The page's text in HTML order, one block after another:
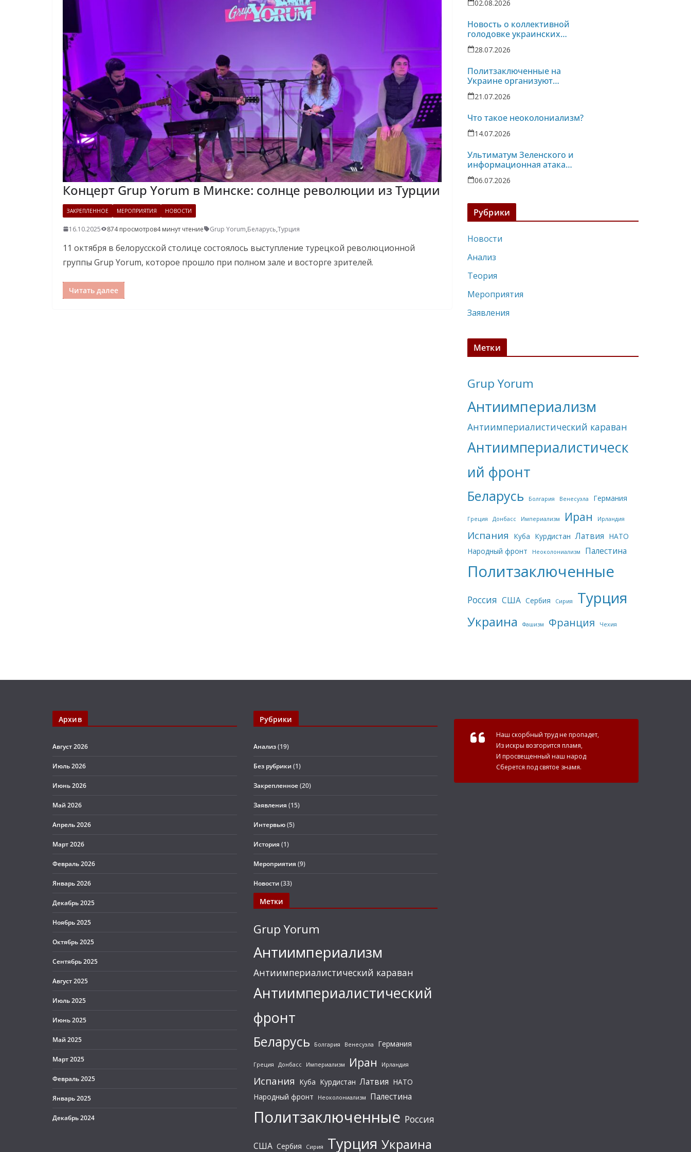
Концерт Grup Yorum в Минске: солнце революции из Турции
ЗАКРЕПЛЕННОЕ МЕРОПРИЯТИЯ НОВОСТИ
16.10.2025 874 просмотров4 минут чтение Grup Yorum,Беларусь,Турция
11 октября в белорусской столице состоялось выступление турецкой революционной
группы Grup Yorum, которое прошло при полном зале и восторге зрителей.
Читать далее
02.08.2026
Новость о коллективной
голодовке украинских
политзаключенных услышана
в турецких тюрьмах
28.07.2026
Политзаключенные на
Украине организуют
однодневную голодовку
против пыток в колонии-86
21.07.2026
Что такое неоколониализм?
14.07.2026
Ультиматум Зеленского и
информационная атака
российских реакционных
СМИ против Беларуси
06.07.2026
Рубрики
Новости
Анализ
Теория
Мероприятия
Заявления
Метки
Grup Yorum
Антиимпериализм
Антиимпериалистический караван
Антиимпериалистическ
ий фронт
Беларусь Болгария Венесуэла Германия
Греция Донбасс Империализм Иран Ирландия
Испания Куба Курдистан Латвия НАТО
Народный фронт
Неоколониализм Палестина
Политзаключенные
Россия США Сербия Сирия Турция
Украина Фашизм Франция Чехия
Архив
Август 2026
Июль 2026
Июнь 2026
Май 2026
Апрель 2026
Март 2026
Февраль 2026
Январь 2026
Декабрь 2025
Ноябрь 2025
Октябрь 2025
Сентябрь 2025
Август 2025
Июль 2025
Июнь 2025
Май 2025
Март 2025
Февраль 2025
Январь 2025
Декабрь 2024
Рубрики
Анализ(19)
Без рубрики(1)
Закрепленное(20)
Заявления (15)
Интервью(5)
История (1)
Мероприятия (9)
Новости(33)
Метки
Grup Yorum
Антиимпериализм
Антиимпериалистический караван
Антиимпериалистический
фронт
Беларусь Болгария Венесуэла Германия
Греция Донбасс Империализм Иран Ирландия
Испания Куба Курдистан Латвия НАТО
Народный фронт
Неоколониализм Палестина
Политзаключенные Россия
США Сербия Сирия Турция Украина
Наш скорбный труд не пропадет,
Из искры возгорится пламя,
И просвещенный наш народ
Сберется под святое знамя.